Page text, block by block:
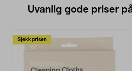
Uvanlig gode priser
Sjekk prisen